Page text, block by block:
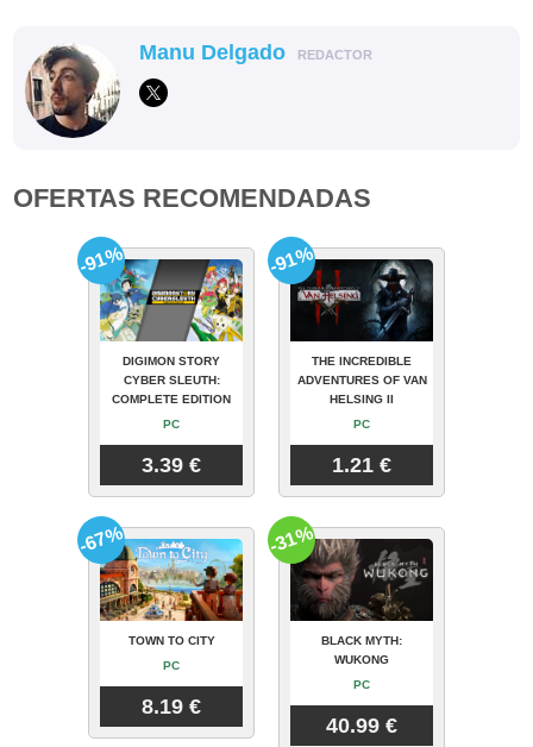
Manu Delgado REDACTOR
OFERTAS RECOMENDADAS
DIGIMON STORY
CYBER SLEUTH:
COMPLETE EDITION
PC
3.39 €
-91%
THE INCREDIBLE
ADVENTURES OF VAN
HELSING II
PC
1.21 €
-91%
TOWN TO CITY
PC
8.19 €
-67%
BLACK MYTH:
WUKONG
PC
40.99 €
-31%